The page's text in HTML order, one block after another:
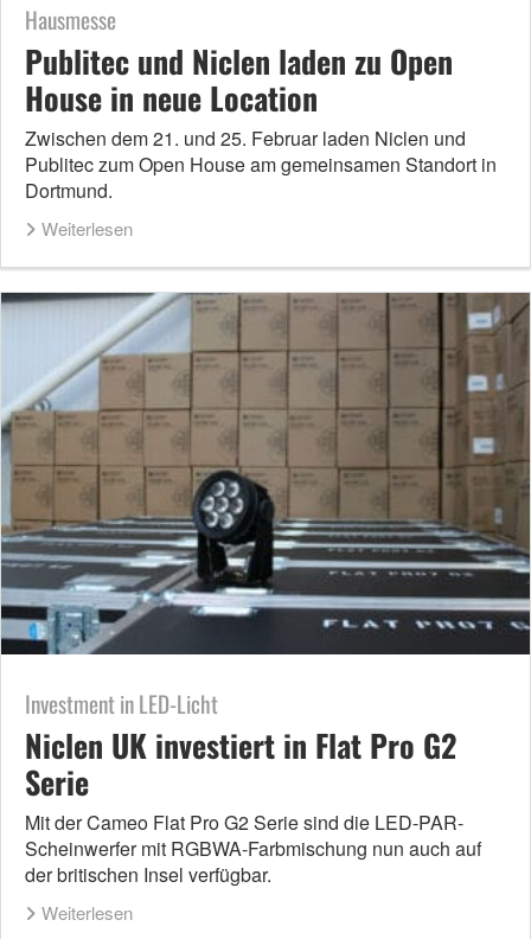
Hausmesse
Publitec und Niclen laden zu Open
House in neue Location
Zwischen dem 21. und 25. Februar laden Niclen und
Publitec zum Open House am gemeinsamen Standort in
Dortmund.
Weiterlesen
Investment in LED-Licht
Niclen UK investiert in Flat Pro G2
Serie
Mit der Cameo Flat Pro G2 Serie sind die LED-PAR-
Scheinwerfer mit RGBWA-Farbmischung nun auch auf
der britischen Insel verfügbar.
Weiterlesen